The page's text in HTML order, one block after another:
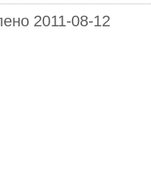
2011-08-12